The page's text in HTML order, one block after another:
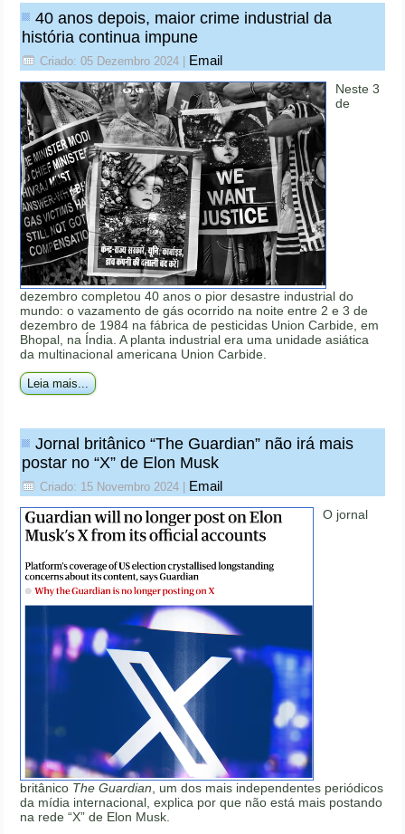
40 anos depois, maior crime industrial da
história continua impune
Criado: 05 Dezembro 2024 | Email
Neste 3
de
dezembro completou 40 anos o pior desastre industrial do
mundo: o vazamento de gás ocorrido na noite entre 2 e 3 de
dezembro de 1984 na fábrica de pesticidas Union Carbide, em
Bhopal, na Índia. A planta industrial era uma unidade asiática
da multinacional americana Union Carbide.
Leia mais...
Jornal britânico “The Guardian” não irá mais
postar no “X” de Elon Musk
Criado: 15 Novembro 2024 Email
O jornal
britânico The Guardian, um dos mais independentes periódicos
da mídia internacional, explica por que não está mais postando
na rede “X” de Elon Musk.